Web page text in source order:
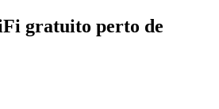
gratuito perto de